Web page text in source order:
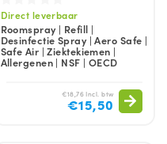
Direct leverbaar
Roomspray | Refill |
Desinfectie Spray | Aero Safe |
Safe Air | Ziektekiemen |
Allergenen | NSF | OECD
€18,76 Incl. btw
€15,50